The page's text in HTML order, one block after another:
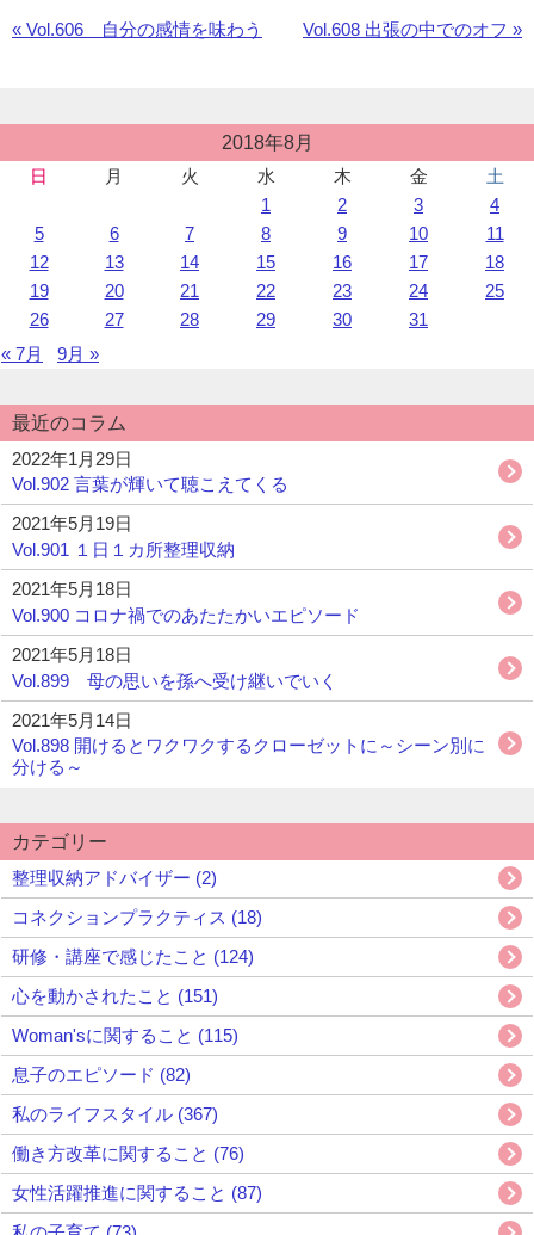
コ
利
い
ま
す。
« 前
せ：
Vol.606 自分の感情を味わう
次
ら
せ：
Vol.608 出張の中でのオフ »
稿
2018年8月
日
月 火 水 木 金
土
1
2 3
4
5
6 7 8 9 10
11
12
13 14 15 16 17
18
19
20 21 22 23 24
25
26
27 28 29 30
31
« 7月
9月 »
最近のコラム
2022年1月29日
Vol.902 言葉が輝いて聴こえてくる
2021年5月19日
Vol.901 １日１カ所整理収納
2021年5月18日
Vol.900 コロナ禍でのあたたかいエピソード
2021年5月18日
Vol.899 母の思いを孫へ受け継いでいく
2021年5月14日
Vol.898 開けるとワクワクするクローゼットに～シーン別に
分ける～
カテゴリー
整理収納アドバイザー (2)
コネクションプラクティス (18)
研修・講座で感じたこと (124)
心を動かされたこと (151)
Woman'sに関すること (115)
息子のエピソード (82)
私のライフスタイル (367)
働き方改革に関すること (76)
女性活躍推進に関すること (87)